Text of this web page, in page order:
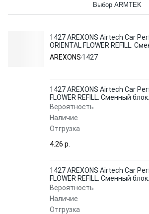
Выбор ARMTEK
1427 AREXONS Airtech Сar
ORIENTAL FLOWER REFILL.
блок.'Восточны
AREXONS 1427
1427 AREXONS Airtech Сar
FLOWER REFILL. Сменный
Вероятность
Наличие
Отгрузка
4.26 p.
1427 AREXONS Airtech Сar
FLOWER REFILL. Сменный
Вероятность
Наличие
Отгрузка